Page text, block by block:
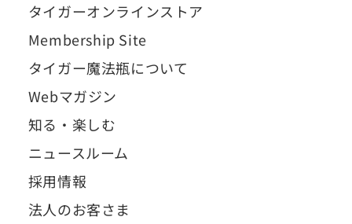
タイガーオンラインストア
Membership Site
タイガー魔法瓶について
Webマガジン
知る・楽しむ
ニュースルーム
採用情報
法人のお客さま